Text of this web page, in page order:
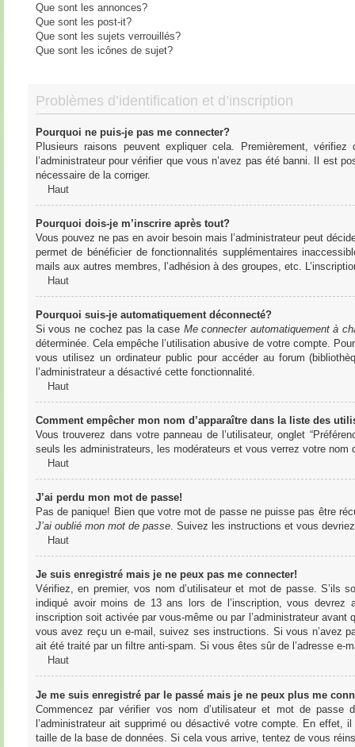
Que sont les annonces?
Que sont les post-it?
Que sont les sujets verrouillés?
Que sont les icônes de sujet?
Problèmes d’identification et d’inscription
Pourquoi ne puis-je pas me connecter?
Plusieurs raisons peuvent expliquer cela. Premièrement,
l’administrateur pour vérifier que vous n’avez pas été banni. Il est
nécessaire de la corriger.
Haut
Pourquoi dois-je m’inscrire après tout?
Vous pouvez ne pas en avoir besoin mais l’administrateur peut
permet de bénéficier de fonctionnalités supplémentaires
mails aux autres membres, l’adhésion à des groupes, etc.
Haut
Pourquoi suis-je automatiquement déconnecté?
Si vous ne cochez pas la case Me connecter automatiquement à
déterminée. Cela empêche l’utilisation abusive de votre compte.
vous utilisez un ordinateur public pour accéder au forum
l’administrateur a désactivé cette fonctionnalité.
Haut
Comment empêcher mon nom d’apparaître dans la liste des
Vous trouverez dans votre panneau de l’utilisateur, onglet
seuls les administrateurs, les modérateurs et vous verrez votre
Haut
J’ai perdu mon mot de passe!
Pas de panique! Bien que votre mot de passe ne puisse pas être
J’ai oublié mon mot de passe. Suivez les instructions et vous
Haut
Je suis enregistré mais je ne peux pas me connecter!
Vérifiez, en premier, vos nom d’utilisateur et mot de passe.
indiqué avoir moins de 13 ans lors de l’inscription, vous
inscription soit activée par vous-même ou par l’administrateur
vous avez reçu un e-mail, suivez ses instructions. Si vous n’avez
ait été traité par un filtre anti-spam. Si vous êtes sûr de l’adresse e-
Haut
Je me suis enregistré par le passé mais je ne peux plus me
Commencez par vérifier vos nom d’utilisateur et mot de
l’administrateur ait supprimé ou désactivé votre compte. En effet,
taille de la base de données. Si cela vous arrive, tentez de vous